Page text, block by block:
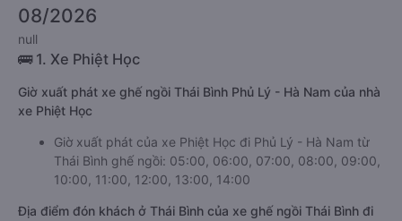
08/2026
null
🚌 1. Xe Phiệt Học
Giờ xuất phát xe ghế ngồi Thái Bình Phủ Lý - Hà Nam của nhà
xe Phiệt Học
Giờ xuất phát của xe Phiệt Học đi Phủ Lý - Hà Nam từ
Thái Bình ghế ngồi: 05:00, 06:00, 07:00, 08:00, 09:00,
10:00, 11:00, 12:00, 13:00, 14:00
Địa điểm đón khách ở Thái Bình của xe ghế ngồi Thái Bình đi